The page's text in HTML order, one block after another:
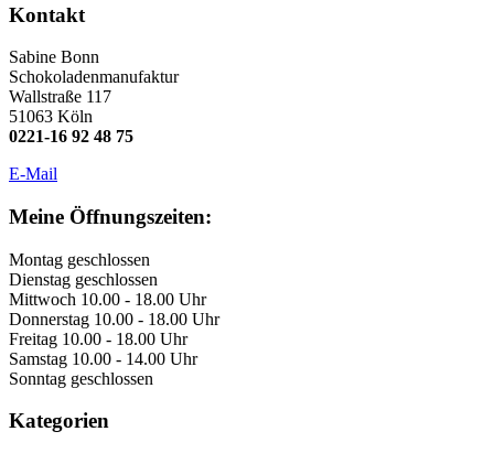
Kontakt
Sabine Bonn
Schokoladenmanufaktur
Wallstraße 117
51063 Köln
0221-16 92 48 75
E-Mail
Meine Öffnungszeiten:
Montag geschlossen
Dienstag geschlossen
Mittwoch 10.00 - 18.00 Uhr
Donnerstag 10.00 - 18.00 Uhr
Freitag 10.00 - 18.00 Uhr
Samstag 10.00 - 14.00 Uhr
Sonntag geschlossen
Kategorien